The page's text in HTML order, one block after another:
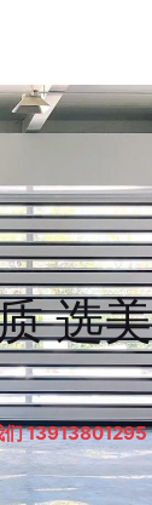
选
们 13913801295